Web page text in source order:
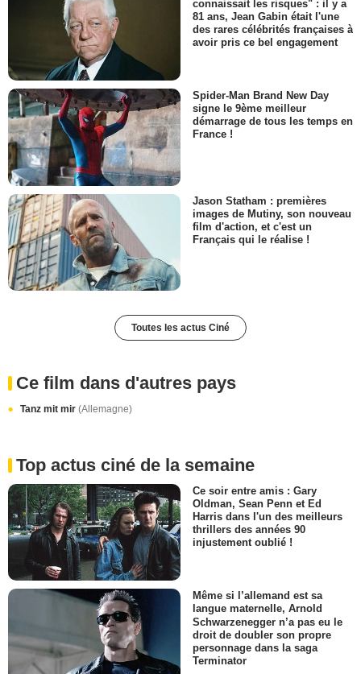
connaissait les risques" : il y a
81 ans, Jean Gabin était l'une
des rares célébrités françaises à
avoir pris ce bel engagement
Spider-Man Brand New Day
signe le 9ème meilleur
démarrage de tous les temps en
France !
Jason Statham : premières
images de Mutiny, son nouveau
film d'action, et c'est un
Français qui le réalise !
Toutes les actus Ciné
Ce film dans d'autres pays
Tanz mit mir (Allemagne)
Top actus ciné de la semaine
Ce soir entre amis : Gary
Oldman, Sean Penn et Ed
Harris dans l'un des meilleurs
thrillers des années 90
injustement oublié !
Même si l’allemand est sa
langue maternelle, Arnold
Schwarzenegger n’a pas eu le
droit de doubler son propre
personnage dans la saga
Terminator